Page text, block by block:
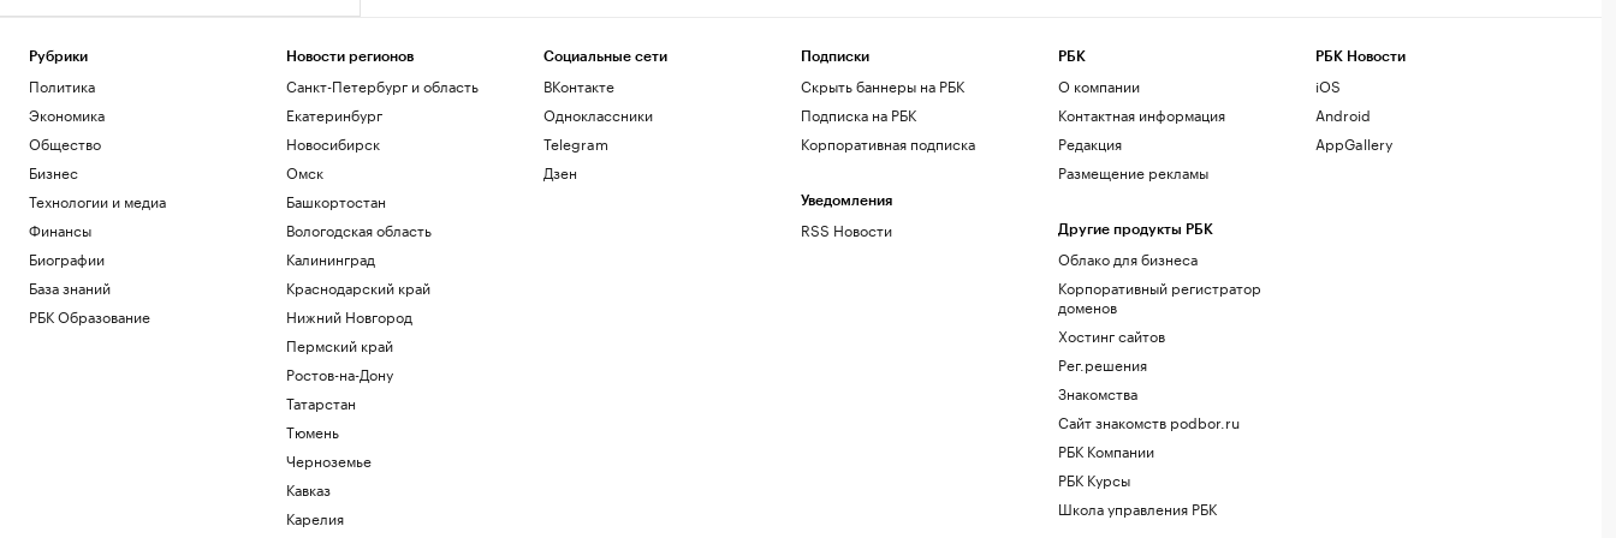
Рубрики
Политика
Экономика
Общество
Бизнес
Технологии и медиа
Финансы
Биографии
База знаний
РБК Образование
Новости регионов
Санкт-Петербург и область
Екатеринбург
Новосибирск
Омск
Башкортостан
Вологодская область
Калининград
Краснодарский край
Нижний Новгород
Пермский край
Ростов-на-Дону
Татарстан
Тюмень
Черноземье
Кавказ
Карелия
Социальные сети
ВКонтакте
Одноклассники
Telegram
Дзен
Подписки
Скрыть баннеры на РБК
Подписка на РБК
Корпоративная подписка
Уведомления
RSS Новости
РБК
О компании
Контактная информация
Редакция
Размещение рекламы
Другие продукты РБК
Облако для бизнеса
Корпоративный регистратор
доменов
Хостинг сайтов
Рег.решения
Знакомства
Сайт знакомств podbor.ru
РБК Компании
РБК Курсы
Школа управления РБК
РБК Новости
iOS
Android
AppGallery